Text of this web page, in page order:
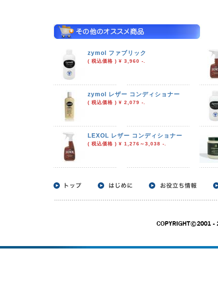
zymol ファブリック
( 税込価格 ) ¥ 3,960 -.
zymol レザー コンディショナー
( 税込価格 ) ¥ 2,079 -.
LEXOL レザー コンディショナー
( 税込価格 ) ¥ 1,276～3,038 -.